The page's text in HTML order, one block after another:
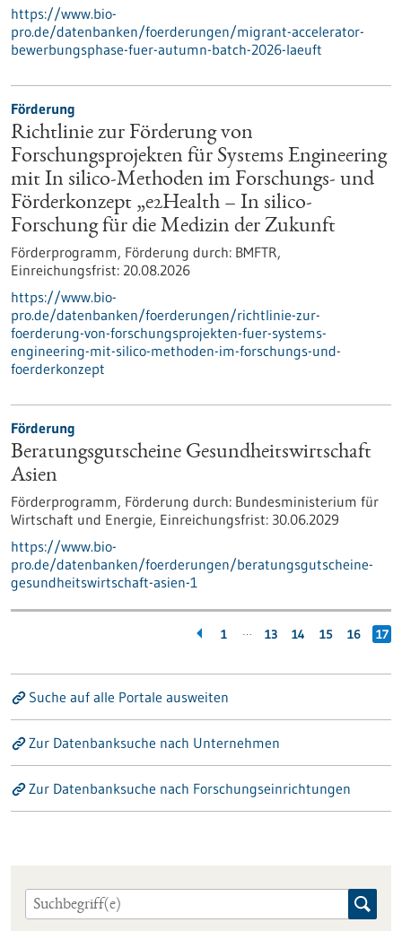
https://www.bio-
pro.de/datenbanken/foerderungen/migrant-accelerator-
bewerbungsphase-fuer-autumn-batch-2026-laeuft
Förderung
Richtlinie zur Förderung von
Forschungsprojekten für Systems Engineering
mit In silico-Methoden im Forschungs- und
Förderkonzept „e2Health – In silico-
Forschung für die Medizin der Zukunft
Förderprogramm, Förderung durch: BMFTR,
Einreichungsfrist: 20.08.2026
https://www.bio-
pro.de/datenbanken/foerderungen/richtlinie-zur-
foerderung-von-forschungsprojekten-fuer-systems-
engineering-mit-silico-methoden-im-forschungs-und-
foerderkonzept
Förderung
Beratungsgutscheine Gesundheitswirtschaft
Asien
Förderprogramm, Förderung durch: Bundesministerium für
Wirtschaft und Energie, Einreichungsfrist: 30.06.2029
https://www.bio-
pro.de/datenbanken/foerderungen/beratungsgutscheine-
gesundheitswirtschaft-asien-1
1 … 13 14 15 16 17
Suche auf alle Portale ausweiten
Zur Datenbanksuche nach Unternehmen
Zur Datenbanksuche nach Forschungseinrichtungen